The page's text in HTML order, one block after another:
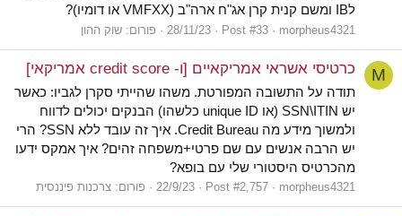
לIB ומשם קנית קרן אג"ח ארה"ב (VMFXX או דומיו)?
morpheus4321
Post #33
28/11/23 פורום: שוק ההון
M כרטיסי אשראי אמריקאיים [ו- credit score אמריקאי]
תודה על התשובה המפורטת. משהו שהייתי סקרן לגביו: כאשר
יש SSN\ITIN (או unique ID כלשהו) הבנקים יכולים לדווח
ולמשוך מידע מה Credit Bureau. איך זה עובד ללא SSN? הרי
יש הרבה אנשים עם שם פרטי+משפחה זהים? איך אמקס ידעו
מהכרטיס היסטורי שלי עם בופא?
morpheus4321
Post #2,757
22/9/23 פורום: צרכנות פיננסית